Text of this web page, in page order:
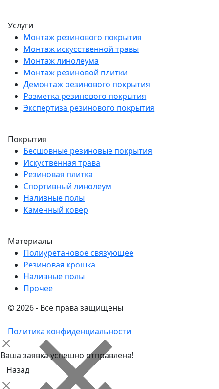
Услуги
Монтаж резинового покрытия
Монтаж искусственной травы
Монтаж линолеума
Монтаж резиновой плитки
Демонтаж резинового покрытия
Разметка резинового покрытия
Экспертиза резинового покрытия
Покрытия
Бесшовные резиновые покрытия
Искуственная трава
Резиновая плитка
Спортивный линолеум
Наливные полы
Каменный ковер
Материалы
Полиуретановое связующее
Резиновая крошка
Наливные полы
Прочее
© 2026 - Все права защищены
Политика конфиденциальности
Ваша заявка успешно отправлена!
Назад